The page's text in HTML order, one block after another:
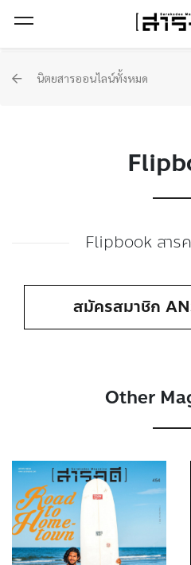
นิตยสารออนไลน์ทั้งหมด
Flipbook สา
สมัครสมาชิก
Other